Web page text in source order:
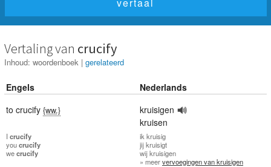
Vertaling van crucify
Inhoud: woordenboek | gerelateerd
Engels
Nederlands
to crucify {ww.}
kruisigen
kruisen
I crucify
youcrucify
wecrucify
ik kruisig
jijkruisigt
wijkruisigen
» meervervoegingen van kruisigen